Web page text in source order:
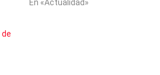
En «Actualidad»